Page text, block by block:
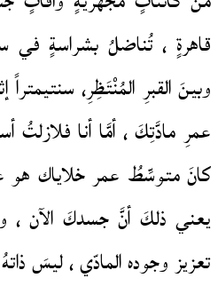
قاهرةٍ ، تُناضلُ بشراسةٍ في
وبينَ القبرِ المُنْتَظِرِ،
عمرِ مادَّتِكَ ، أمَّا أنا
كانَ متوسِّطُ عمر خلاياك هو
يعني ذلكَ أنَّ جسدكَ الآن
تعزيز وجوده المادّي ، ليسَ